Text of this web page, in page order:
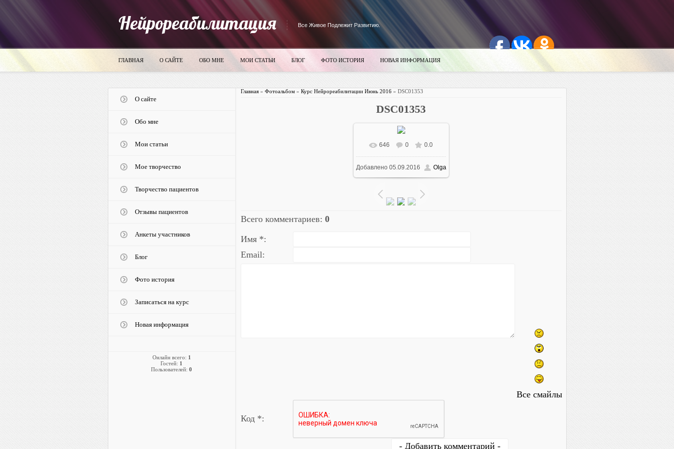
Нейрореабилитация Все Живое Подлежит Развитию.
ГЛАВНАЯ О САЙТЕ ОБО МНЕ МОИ СТАТЬИ БЛОГ ФОТО ИСТОРИЯ НОВАЯ ИНФОРМАЦИЯ
О сайте
Обо мне
Мои статьи
Мое творчество
Творчество пациентов
Отзывы пациентов
Анкеты участников
Блог
Фото история
Записаться на курс
Новая информация
Онлайн всего: 1
Гостей: 1
Пользователей: 0
Главная» Фотоальбом» Курс Нейрореабилитации Июнь 2016» DSC01353
DSC01353
В реальном размере
700x393/ 3659.2Kb
646 0 0.0
Добавлено05.09.2016 Olga
Всего комментариев: 0
Имя *:
Email:
Все смайлы
Код *: